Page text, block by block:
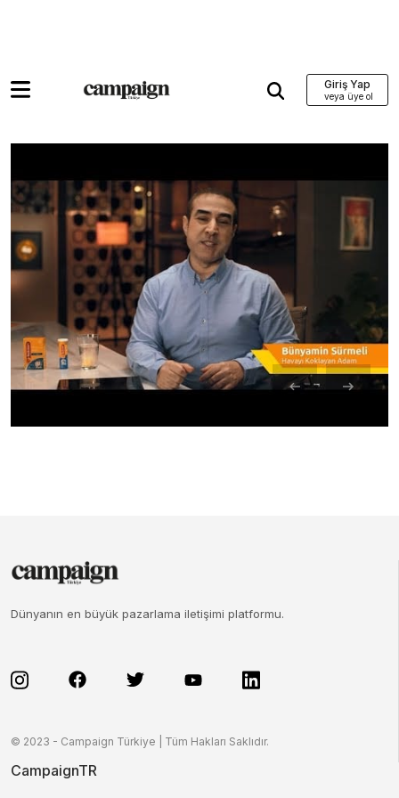
Giriş Yap
Dünyanın en büyük pazarlama iletişimi platformu.
© 2023 - Campaign Türkiye | Tüm Hakları Saklıdır.
CampaignTR